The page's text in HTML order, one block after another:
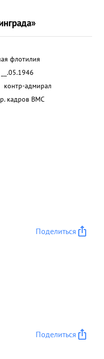
флотилия
__.05.1946
контр-адмирал
кадров ВМС
Поделиться
Поделиться